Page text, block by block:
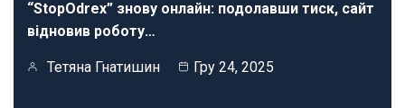
“StopOdrex” знову онлайн: подолавши тиск, сайт
відновив роботу…
Тетяна Гнатишин Гру 24, 2025